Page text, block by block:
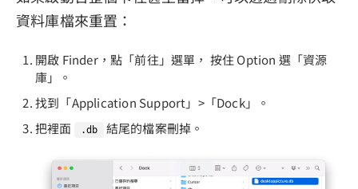
資料庫檔來重置：
開啟 Finder，點「前往」選單， 按住 Option 選「資源
庫」。
找到「Application Support」>「Dock」。
把裡面
.db 結尾的檔案刪掉。